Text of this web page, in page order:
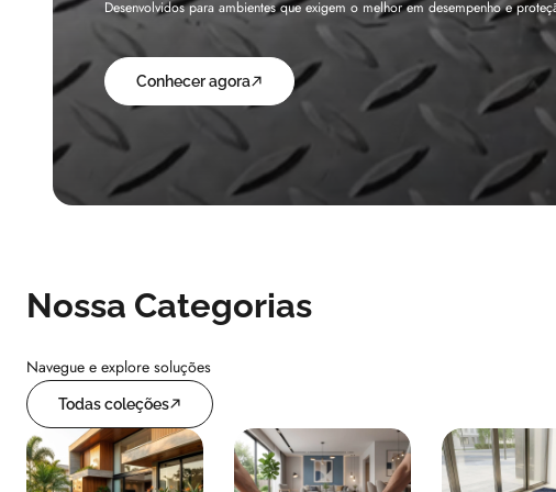
Fabricado sob medida em Nylon de alta resistência, o Liftkap protege sua
Conhecer agora
Nossa Categorias
Navegue e explore soluções
Todas coleções